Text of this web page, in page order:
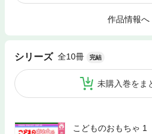
作品情報へ
シリーズ 全10冊 完結
未購入巻をま
こどものおもちゃ 1